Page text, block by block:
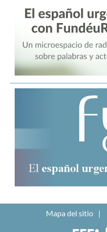
Mapa del sitio